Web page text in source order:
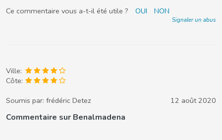
Ce commentaire vous a-t-il été utile ? OUI NON
Signaler un abus
Ville:
Côte:
Soumis par: frédéric Detez 12 août 2020
Commentaire sur Benalmadena